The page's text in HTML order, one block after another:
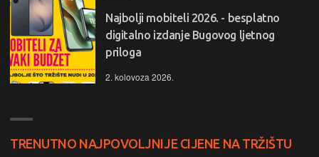
Najbolji mobiteli 2026. - besplatno
digitalno izdanje Bugovog ljetnog
priloga
2. kolovoza 2026.
TRENUTNO NAJPOVOLJNIJE CIJENE NA TRŽIŠTU